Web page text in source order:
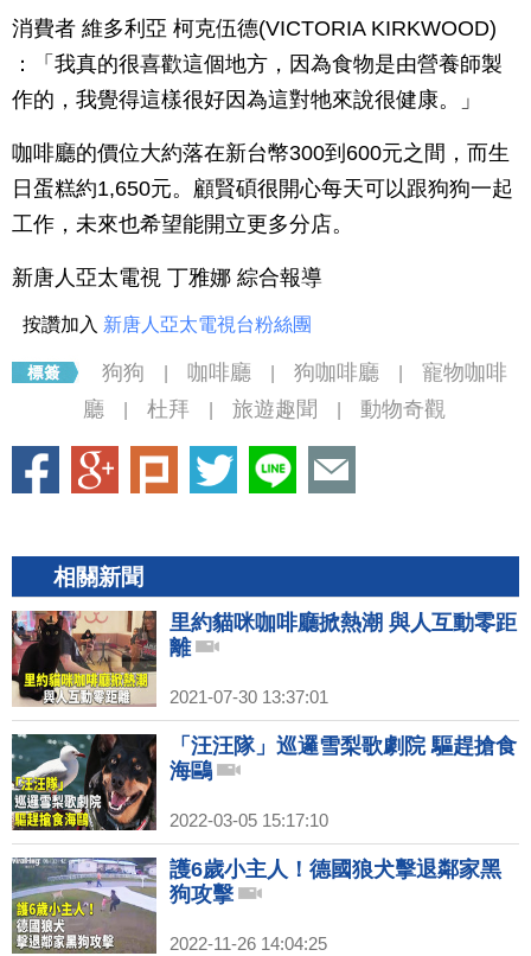
消費者 維多利亞 柯克伍德(VICTORIA KIRKWOOD)
：「我真的很喜歡這個地方，因為食物是由營養師製
作的，我覺得這樣很好因為這對牠來說很健康。」
咖啡廳的價位大約落在新台幣300到600元之間，而生
日蛋糕約1,650元。顧賢碩很開心每天可以跟狗狗一起
工作，未來也希望能開立更多分店。
新唐人亞太電視 丁雅娜 綜合報導
按讚加入 新唐人亞太電視台粉絲團
狗狗 咖啡廳 狗咖啡廳
寵物咖啡
廳
杜拜 旅遊趣聞 動物奇觀
相關新聞
里約貓咪咖啡廳掀熱潮 與人互動零距
離
2021-07-30 13:37:01
「汪汪隊」巡邏雪梨歌劇院 驅趕搶食
海鷗
2022-03-05 15:17:10
護6歲小主人！德國狼犬擊退鄰家黑
狗攻擊
2022-11-26 14:04:25